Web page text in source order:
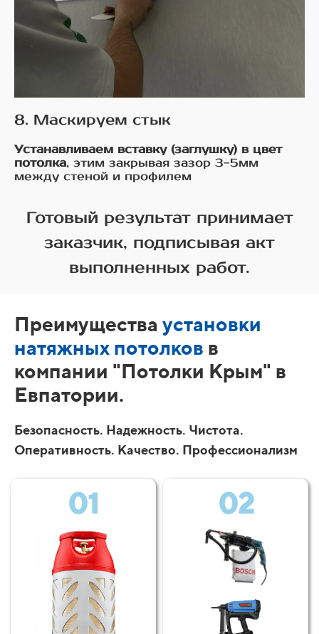
8. Маскируем стык
Устанавливаем вставку (заглушку) в цвет
потолка, этим закрывая зазор 3-5мм
между стеной и профилем
Готовый результат принимает
заказчик, подписывая акт
выполненных работ.
Преимущества установки
натяжных потолков в
компании "Потолки Крым" в
Евпатории.
Безопасность. Надежность. Чистота.
Оперативность. Качество. Профессионализм
01 02